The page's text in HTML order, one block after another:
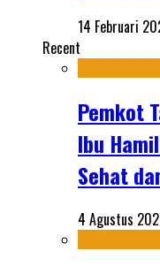
14 Februari
Recent
Pemkot
Ibu
Sehat
4 Agustus